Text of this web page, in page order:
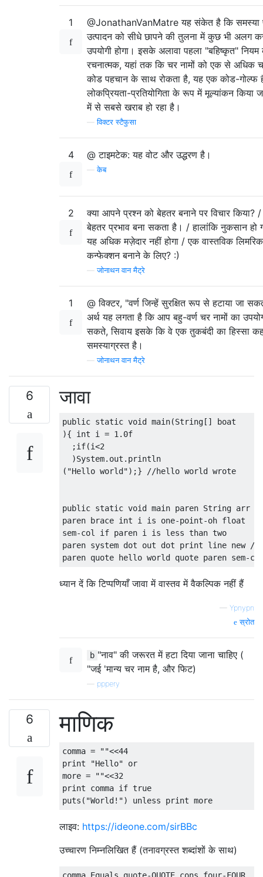
1
@JonathanVanMatre यह संकेत है कि समस्या
उत्पादन को सीधे छापने की तुलना में कुछ भी अलग
उपयोगी होगा। इसके अलावा पहला "बहिष्कृत"
रचनात्मक, यहां तक ​​कि चर नामों को एक से अधिक
कोड पहचान के साथ रोकता है, यह एक कोड-गोल्फ
लोकप्रियता-प्रतियोगिता के रूप में मूल्यांकन किया
में से सबसे खराब हो रहा है।
—विक्टर स्टैफुसा
4 @ टाइमटेक: यह वोट और उद्धरण है।
—केब
2
क्या आपने प्रश्न को बेहतर बनाने पर विचार किया?
बेहतर प्रभाव बना सकता है। / हालांकि नुकसान हो
यह अधिक मज़ेदार नहीं होगा / एक वास्तविक
कन्फेक्शन बनाने के लिए? :)
—जोनाथन वान मैट्रे
1
@ विक्टर, "वर्ण जिन्हें सुरक्षित रूप से हटाया जा
अर्थ यह लगता है कि आप बहु-वर्ण चर नामों का
सकते, सिवाय इसके कि वे एक तुकबंदी का हिस्सा
समस्याग्रस्त है।
—जोनाथन वान मैट्रे
6 जावा
public static void main(String[] boat
){ int i = 1.0f
  ;if(i<2
  )System.out.println
("Hello world");} //hello world wrote
public static void main paren String arr
paren brace int i is one-point-oh float
sem-col if paren i is less than two
paren system dot out dot print line new
ध्यान दें कि टिप्पणियाँ जावा में वास्तव में वैकल्पिक नहीं हैं
— Ypnypn
स्रोत
b "नाव" की जरूरत में हटा दिया जाना चाहिए (
"जई 'मान्य चर नाम है, और फिट)
pppery
6 माणिक
comma = ""<<44
print "Hello" or
more = ""<<32
print comma if true
लाइव: https://ideone.com/sirBBc
उच्चारण निम्नलिखित हैं (तनावग्रस्त शब्दांशों के साथ)
comma Equals quote-QUOTE cons four-FOUR